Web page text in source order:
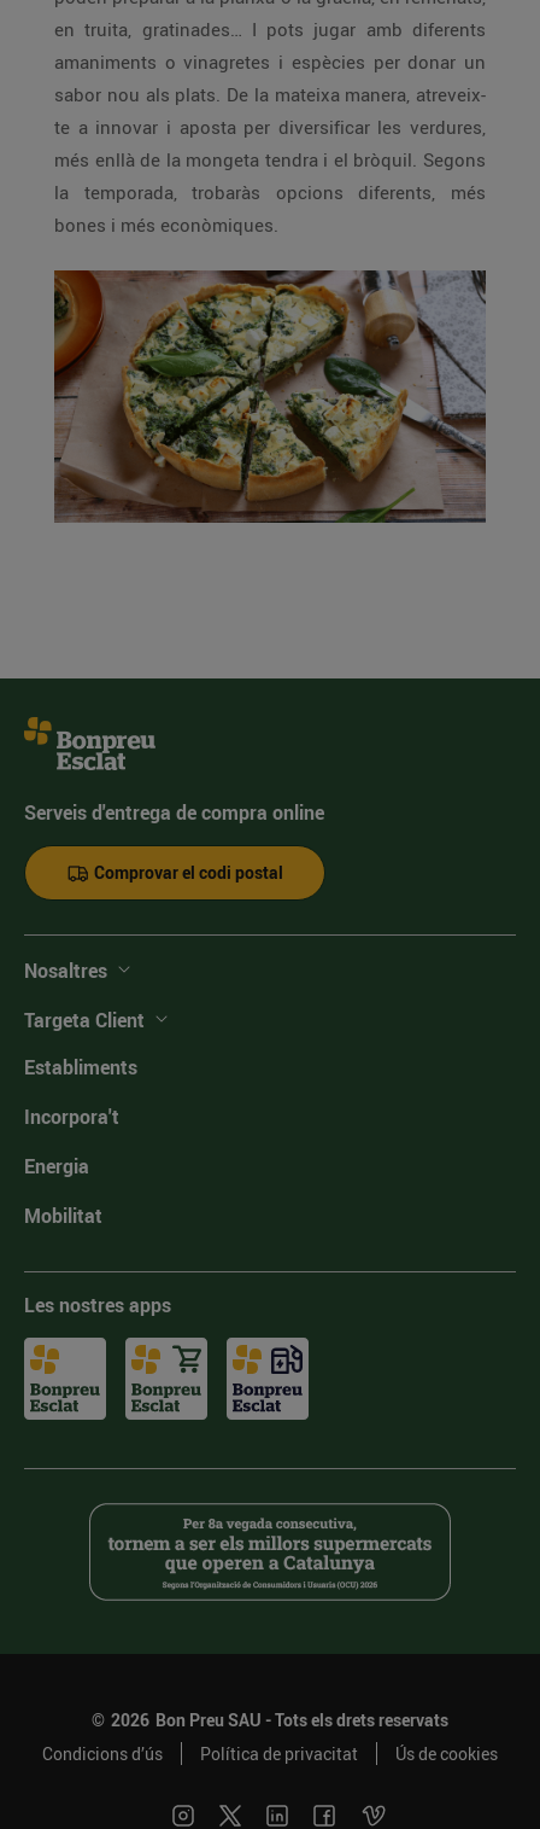
en truita, gratinades… I pots jugar amb diferents
amaniments o vinagretes i espècies per donar un
sabor nou als plats. De la mateixa manera, atreveix-
te a innovar i aposta per diversificar les verdures,
més enllà de la mongeta tendra i el bròquil. Segons
la temporada, trobaràs opcions diferents, més
bones i més econòmiques.
Serveis d'entrega de compra online
Comprovar el codi postal
Nosaltres
Targeta Client
Establiments
Incorpora't
Energia
Mobilitat
Les nostres apps
© 2026 Bon Preu SAU - Tots els drets reservats
Condicions d’ús
Política de privacitat Ús de cookies